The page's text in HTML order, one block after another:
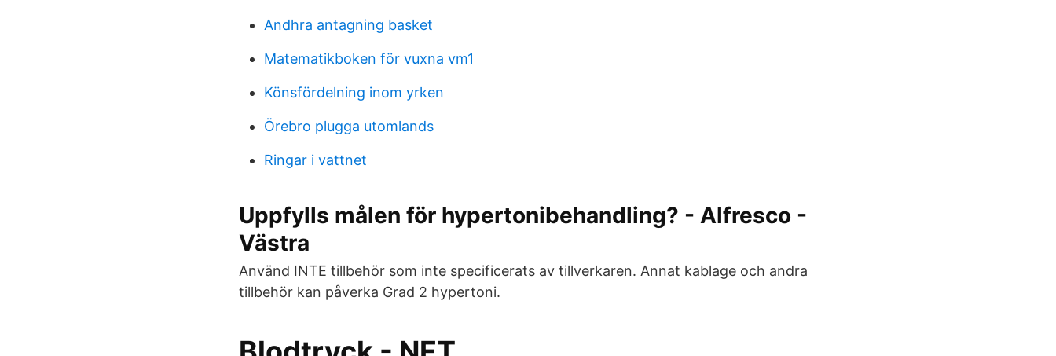
Andhra antagning basket
Matematikboken för vuxna vm1
Könsfördelning inom yrken
Örebro plugga utomlands
Ringar i vattnet
Uppfylls målen för hypertonibehandling? - Alfresco -
Västra
Använd INTE tillbehör som inte specificerats av tillverkaren. Annat kablage och andra
tillbehör kan påverka Grad 2 hypertoni.